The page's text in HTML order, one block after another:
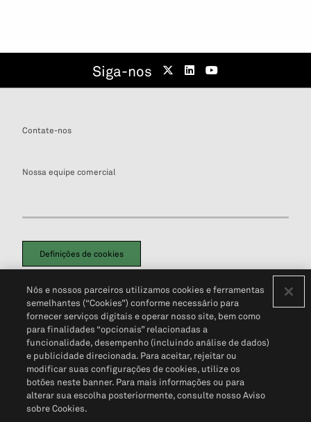
Siga-nos
Contate-nos
Nossa equipe comercial
Definições de cookies
Política de PrivacidadePortal de privacidade do cliente (em inglês)
Não Venda Minhas Informações Pessoais© 2026 S&P Global
Nós e nossos parceiros utilizamos cookies e ferramentas
semelhantes (“Cookies”) conforme necessário para
fornecer serviços digitais e operar nosso site, bem como
para finalidades “opcionais” relacionadas a
funcionalidade, desempenho (incluindo análise de dados)
e publicidade direcionada. Para aceitar, rejeitar ou
modificar suas configurações de cookies, utilize os
botões neste banner. Para mais informações ou para
alterar sua escolha posteriormente, consulte nosso Aviso
sobre Cookies.